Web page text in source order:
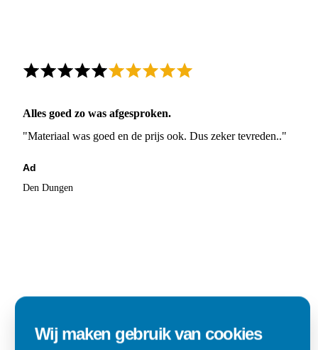
Alles goed zo was afgesproken.
"Materiaal was goed en de prijs ook. Dus zeker tevreden.."
Ad
Den Dungen
Wij maken gebruik van cookies